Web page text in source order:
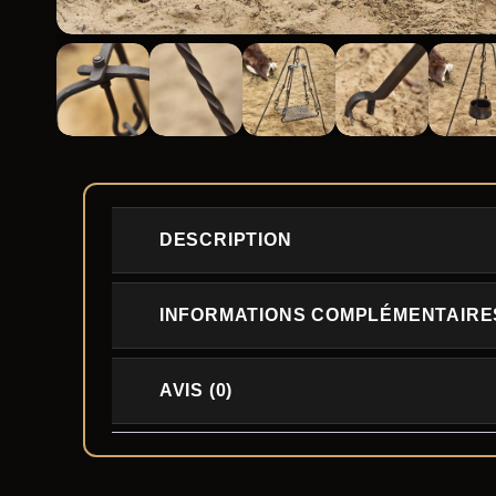
DESCRIPTION
INFORMATIONS
AVIS (0)